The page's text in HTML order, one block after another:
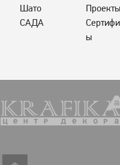
Шато
САДА
Проекты
ы